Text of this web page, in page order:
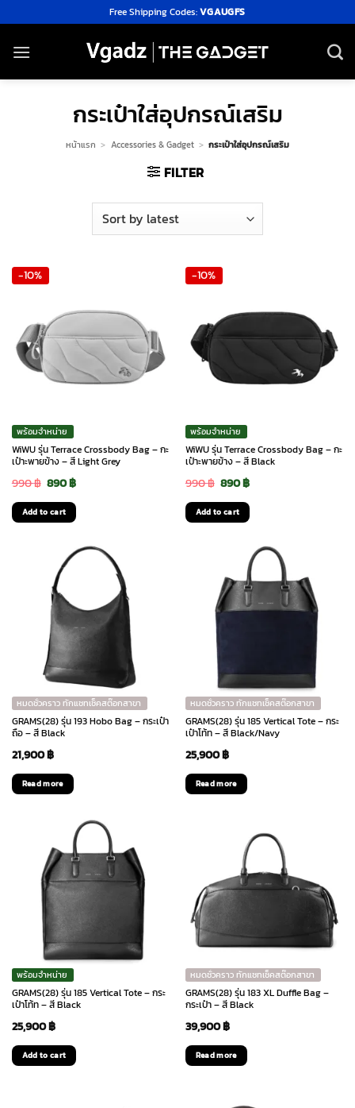
to
content
Free Shipping Codes:VGAUGFS
กระเป๋าใส่อุปกรณ์เสริม
หน้าแรก > Accessories & Gadget > กระเป๋าใส่อุปกรณ์เสริม
FILTER
-10%
พร้อมจำหน่าย
WiWU รุ่น Terrace Crossbody Bag – กะ
เป๋าะพายข้าง – สี Light Grey
990฿ Original
price
was:
990 ฿.
890฿Current
price
890 ฿.
Add to cart
-10%
พร้อมจำหน่าย
WiWU รุ่น Terrace Crossbody Bag – กะ
เป๋าะพายข้าง – สี Black
990฿ Original
price
was:
890฿Current
price
890 ฿.
Add to cart
หมดชั่วคราว ทักแชทเช็คสต๊อกสาขา
GRAMS(28) รุ่น 193 Hobo Bag – กระเป๋า
ถือ – สี Black
21,900฿
Read more
หมดชั่วคราว ทักแชทเช็คสต๊อกสาขา
GRAMS(28) รุ่น 185 Vertical Tote – กระ
เป๋าโท้ท – สี Black/Navy
25,900฿
Read more
พร้อมจำหน่าย
GRAMS(28) รุ่น 185 Vertical Tote – กระ
เป๋าโท้ท – สี Black
25,900฿
Add to cart
หมดชั่วคราว ทักแชทเช็คสต๊อกสาขา
GRAMS(28) รุ่น 183 XL Duffle Bag –
กระเป๋า – สี Black
39,900฿
Read more